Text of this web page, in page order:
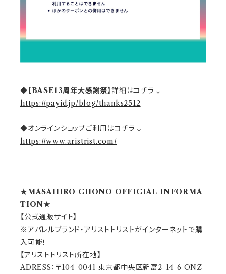
◆ 【BASE13周年大感謝祭】詳細はコチラ↓
https://payid.jp/blog/thanks2512
◆オンラインショップご利用はコチラ↓
https://www.aristrist.com/
★MASAHIRO CHONO OFFICIAL INFORMA
TION★
【公式通販サイト】
※アパレルブランド・アリストトリストがインターネットで購
入可能！
【アリストトリスト所在地】
ADRESS：〒104-0041 東京都中央区新富2-14-6 ONZ